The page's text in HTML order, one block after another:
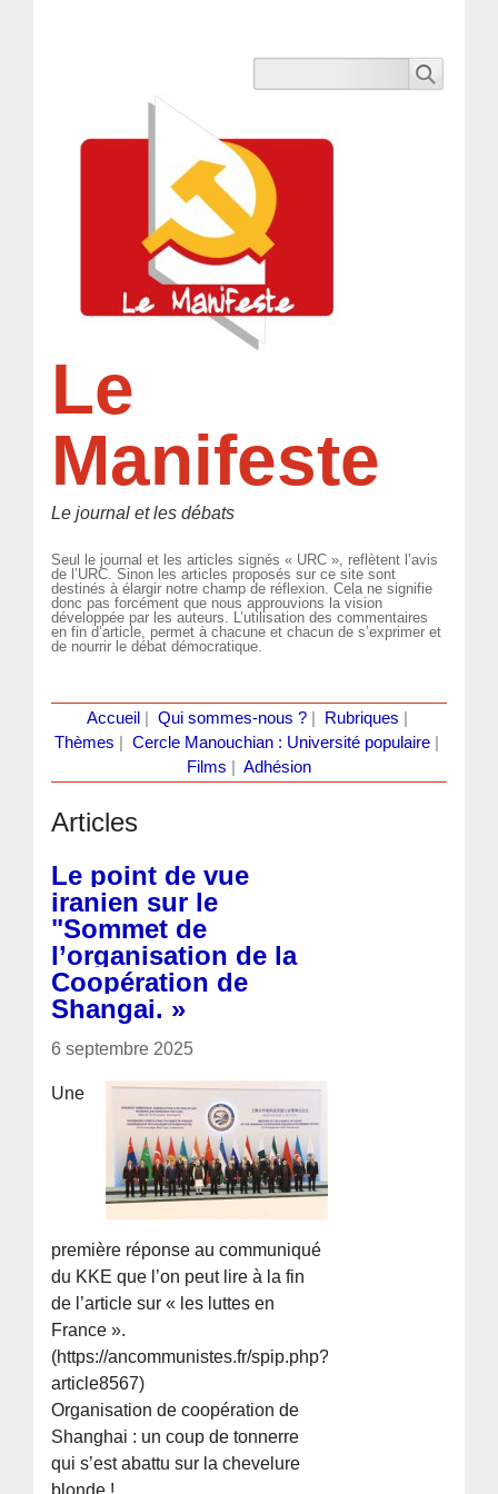
Le
Manifeste
Le journal et les débats
Seul le journal et les articles signés « URC », reflètent l’avis
de l’URC. Sinon les articles proposés sur ce site sont
destinés à élargir notre champ de réflexion. Cela ne signifie
donc pas forcément que nous approuvions la vision
développée par les auteurs. L’utilisation des commentaires
en fin d’article, permet à chacune et chacun de s’exprimer et
de nourrir le débat démocratique.
Accueil Qui sommes-nous ?| Rubriques
Thèmes
Cercle Manouchian : Université populaire
Films
Adhésion
Articles
Le point de vue
iranien sur le
"Sommet de
l’organisation de la
Coopération de
Shangai. »
6 septembre 2025
Une
première réponse au communiqué
du KKE que l’on peut lire à la fin
de l’article sur « les luttes en
France ».
(https://ancommunistes.fr/spip.php?
article8567)
Organisation de coopération de
Shanghai : un coup de tonnerre
qui s’est abattu sur la chevelure
blonde !